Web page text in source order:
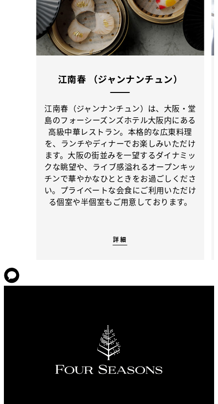
江南春 （ジャンナンチュン）
江南春（ジャンナンチュン）は、大阪・堂
島のフォーシーズンズホテル大阪内にある
高級中華レストラン。本格的な広東料理
を、ランチやディナーでお楽しみいただけ
ます。大阪の街並みを一望するダイナミッ
クな眺望や、ライブ感溢れるオープンキッ
チンで華やかなひとときをお過ごしくださ
い。プライベートな会食にご利用いただけ
る個室や半個室もご用意しております。
詳細